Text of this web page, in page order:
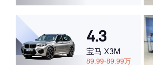
4.3
宝马 X3M
89.99-89.99万